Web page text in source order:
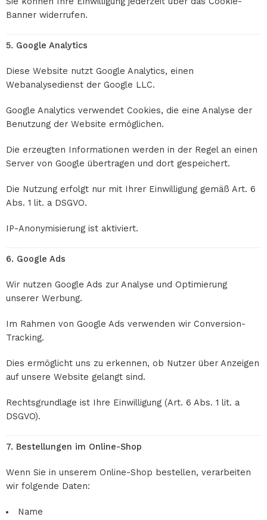
Banner widerrufen.
5. Google Analytics
Diese Website nutzt Google Analytics, einen
Webanalysedienst der Google LLC.
Google Analytics verwendet Cookies, die eine Analyse der
Benutzung der Website ermöglichen.
Die erzeugten Informationen werden in der Regel an einen
Server von Google übertragen und dort gespeichert.
Die Nutzung erfolgt nur mit Ihrer Einwilligung gemäß Art. 6
Abs. 1 lit. a DSGVO.
IP-Anonymisierung ist aktiviert.
6. Google Ads
Wir nutzen Google Ads zur Analyse und Optimierung
unserer Werbung.
Im Rahmen von Google Ads verwenden wir Conversion-
Tracking.
Dies ermöglicht uns zu erkennen, ob Nutzer über Anzeigen
auf unsere Website gelangt sind.
Rechtsgrundlage ist Ihre Einwilligung (Art. 6 Abs. 1 lit. a
DSGVO).
7. Bestellungen im Online-Shop
Wenn Sie in unserem Online-Shop bestellen, verarbeiten
wir folgende Daten:
Name